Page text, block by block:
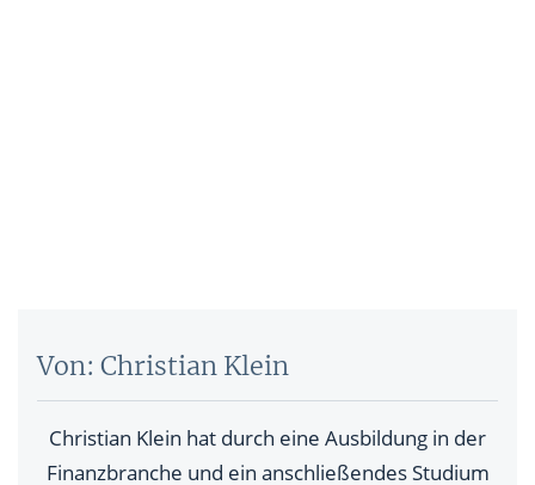
Von: Christian Klein
Christian Klein hat durch eine Ausbildung in der
Finanzbranche und ein anschließendes Studium